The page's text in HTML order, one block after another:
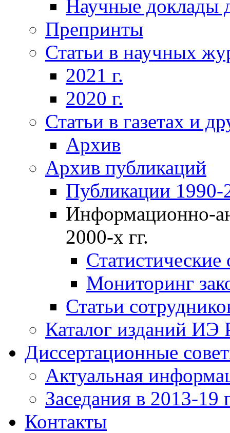
Научные доклады
Препринты
Статьи в научных
2021 г.
2020 г.
Статьи в газетах и
Архив
Архив публикаций
Публикации 1990-
Информационно-
2000-х гг.
Мониторинг
Статьи
Каталог изданий ИЭ
Диссертационные
Актуальная
Заседания в 2013-19
Контакты